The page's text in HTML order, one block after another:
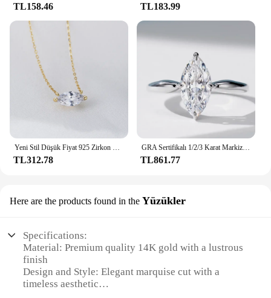
TL158.46 TL183.99
Yeni Stil Düşük Fiyat 925 Zirkon Taşlı Markiz Kolye Pençe Ayarı Kolye
TL312.78
GRA Sertifikalı 1/2/3 Karat Markiz Kesim Mozanit Tektaş Pırlanta Yüzük Kadınlar için 925 Ayar Gümüş Nişan Alyans
TL861.77
Here are the products found in the Yüzükler
Specifications:
Material: Premium quality 14K gold with a lustrous
finish
Design and Style: Elegant marquise cut with a
timeless aesthetic